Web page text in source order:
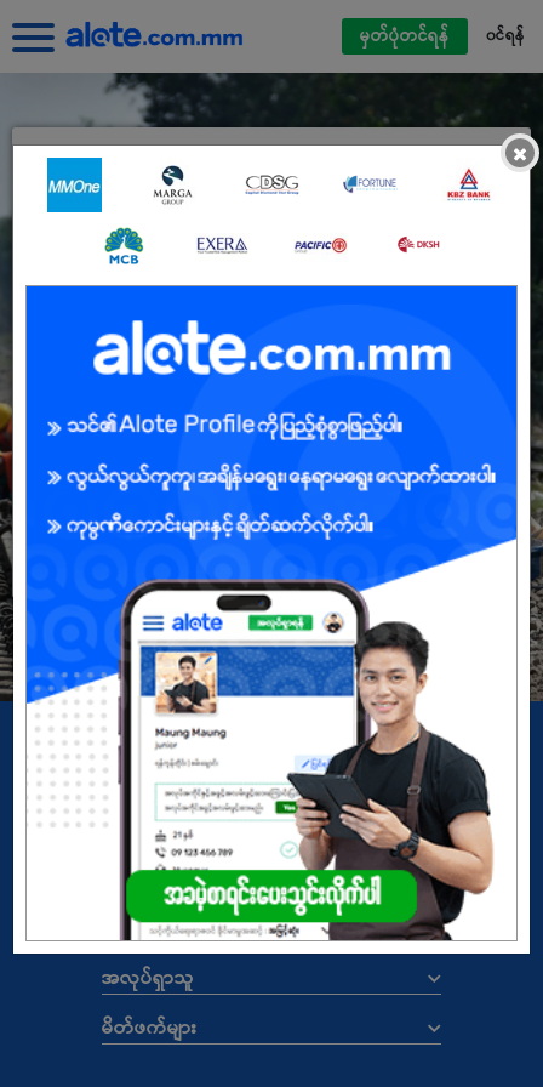
မှတ်ပုံတင်ရန် ၀င်ရန်
Alote ကိုယ်ရေးရာဇဝင်ဖြင့်ဝင်ရောက်ပါ
မြန်မာမိုဘိုင်းဖုန်းနံပါတ်
လျှို့ဝှက်နံပါတ် မေ့နေသည်
အကောင့်မရှိသေးဘူးလား? မှတ်ပုံတင်မယ်
×
Copyright© 2026 ALOTE.com.mm
မူဝါဒ| စည်းကမ်းနှင့်သတ်မှတ်ချက်များ
ALOTE.COM.MM
အလုပ်ရှင်များ
အလုပ်ရှာသူ
မိတ်ဖက်များ